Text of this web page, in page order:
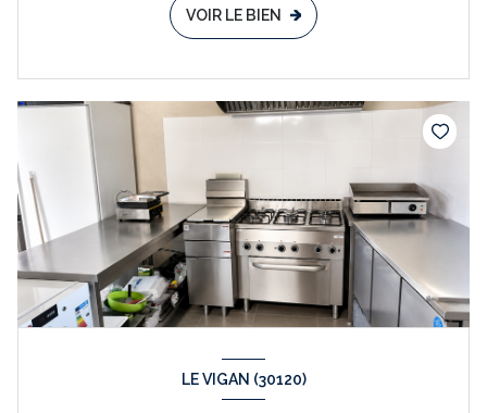
VOIR LE BIEN
LE VIGAN (30120)